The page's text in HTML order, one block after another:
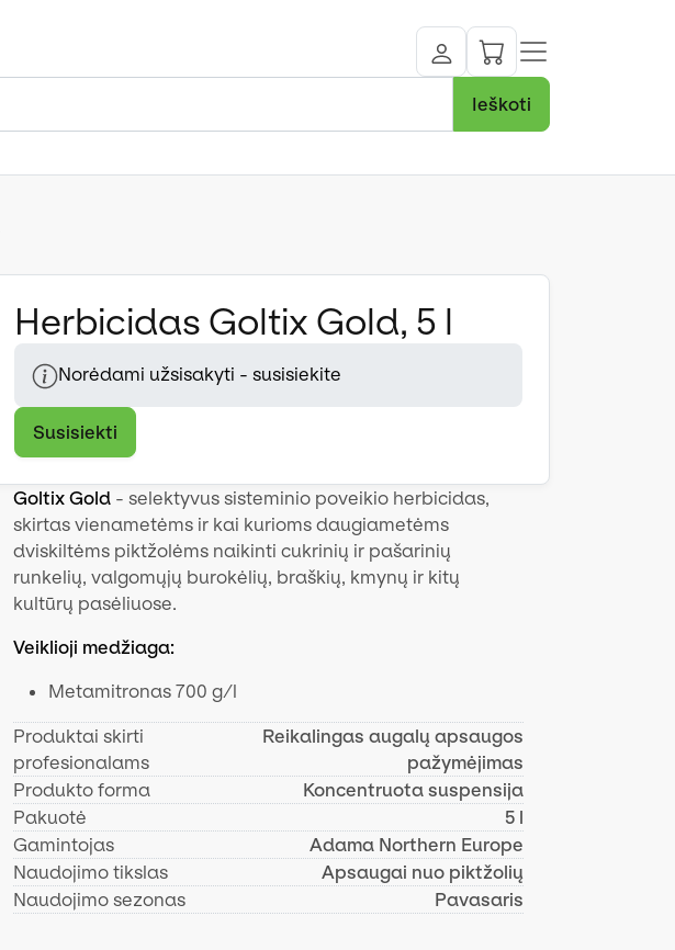
Ieškoti
Herbicidas Goltix Gold, 5 l
Norėdami užsisakyti - susisiekite
Susisiekti
Goltix Gold - selektyvus sisteminio poveikio herbicidas,
skirtas vienametėms ir kai kurioms daugiametėms
dviskiltėms piktžolėms naikinti cukrinių ir pašarinių
runkelių, valgomųjų burokėlių, braškių, kmynų ir kitų
kultūrų pasėliuose.
Veiklioji medžiaga:
Metamitronas 700 g/l
Produktai skirti
profesionalams
Reikalingas augalų apsaugos
pažymėjimas
Produkto forma
Koncentruota suspensija
Pakuotė
5 l
Gamintojas
Adama Northern Europe
Naudojimo tikslas
Apsaugai nuo piktžolių
Naudojimo sezonas
Pavasaris